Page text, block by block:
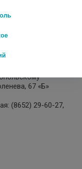
67 «Б»
(8652) 29-60-27,